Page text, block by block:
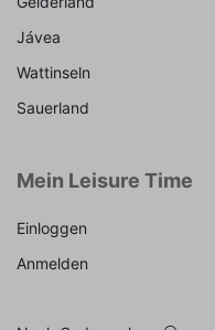
Jávea
Wattinseln
Sauerland
Mein Leisure Time
Einloggen
Anmelden